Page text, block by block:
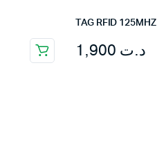
TAG RFID 125MHZ
د.ت